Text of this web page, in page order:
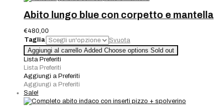
+
top
quantità
Abito lungo blue con corpetto e mantella
€480,00
Taglia
Svuota
Abito
lungo
blue
con
corpetto
e
mantella
Aggiungi al carrello Added Choose options Sold out
Lista Preferiti
Lista Preferiti
Aggiungi a Preferiti
Aggiungi a Preferiti
Sale!